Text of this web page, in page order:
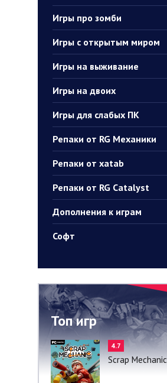
Игры про зомби
Игры с открытым миром
Игры на выживание
Игры на двоих
Игры для слабых ПК
Репаки от RG Механики
Репаки от xatab
Репаки от RG Catalyst
Дополнения к играм
Софт
Топ игр
4.7
Scrap Mechanic